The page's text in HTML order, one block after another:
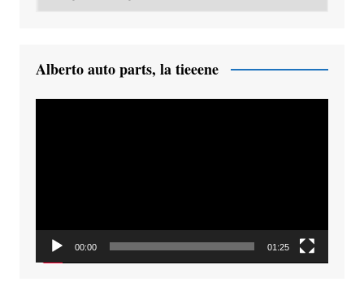
Alberto auto parts, la tieeene
00:00 01:25